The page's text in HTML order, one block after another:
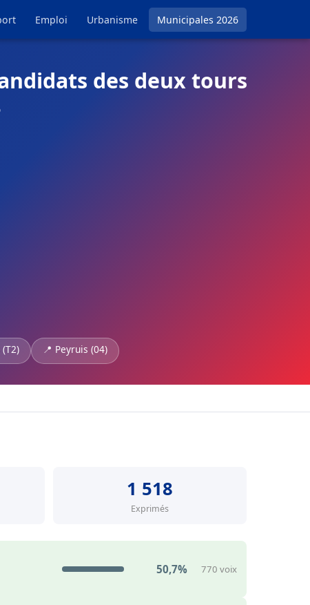
Emploi Urbanisme Municipales 2026
des deux tours
📍 Peyruis (04)
1 518
Exprimés
50,7% 770 voix